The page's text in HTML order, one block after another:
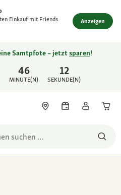
Einkauf mit Friends Anzeigen
46
MINUTE(N)
12
SEKUNDE(N)
Samtpfote – jetztsparen!